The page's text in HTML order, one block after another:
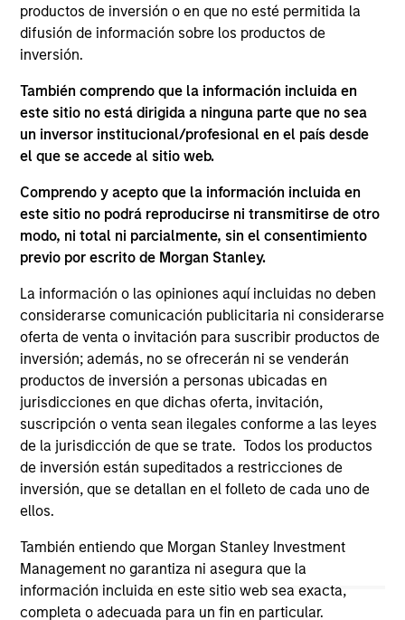
productos de inversión o en que no esté permitida la
difusión de información sobre los productos de
inversión.
También comprendo que la información incluida en
este sitio no está dirigida a ninguna parte que no sea
un inversor institucional/profesional en el país desde
el que se accede al sitio web.
Comprendo y acepto que la información incluida en
este sitio no podrá reproducirse ni transmitirse de otro
modo, ni total ni parcialmente, sin el consentimiento
previo por escrito de Morgan Stanley.
La información o las opiniones aquí incluidas no deben
considerarse comunicación publicitaria ni considerarse
oferta de venta o invitación para suscribir productos de
inversión; además, no se ofrecerán ni se venderán
productos de inversión a personas ubicadas en
jurisdicciones en que dichas oferta, invitación,
suscripción o venta sean ilegales conforme a las leyes
de la jurisdicción de que se trate. Todos los productos
de inversión están supeditados a restricciones de
inversión, que se detallan en el folleto de cada uno de
ellos.
También entiendo que Morgan Stanley Investment
Management no garantiza ni asegura que la
información incluida en este sitio web sea exacta,
completa o adecuada para un fin en particular.
As of July 25, 2025. The above is provided for informational
and educational purposes only. There is no guarantee that
(for realized holdings), or will perform well in the future (for
current holdings). The trademarks and service marks above
are the property of their respective owners. The information
on this website has not been authorized, sponsored, or
otherwise approved by such owners. By clicking on any
third party site. We are providing these hyperlinks to you
only as a convenience and the inclusion of any hyperlink is
not and does not imply any endorsement, approval,
investigation, verification or monitoring by us of any
information contained in any hyperlinked site. In no event
the site or your use of such site.
Morgan Stanley
Morgan Stanley Careers